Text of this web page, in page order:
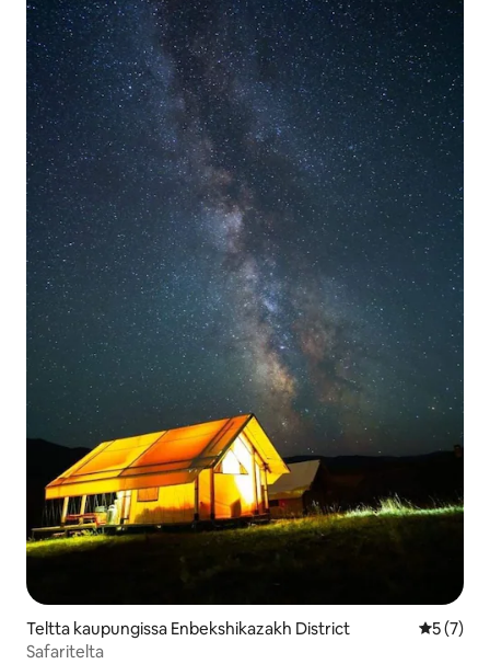
Teltta kaupungissa Enbekshikazakh District
5 (7)
Safaritelta